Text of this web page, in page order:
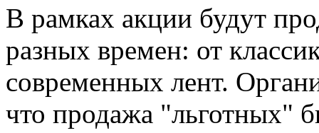
В рамках акции будут
разных времен: от
современных лент.
что продажа "льготных"